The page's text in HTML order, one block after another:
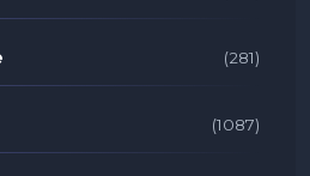
(281)
(1087)